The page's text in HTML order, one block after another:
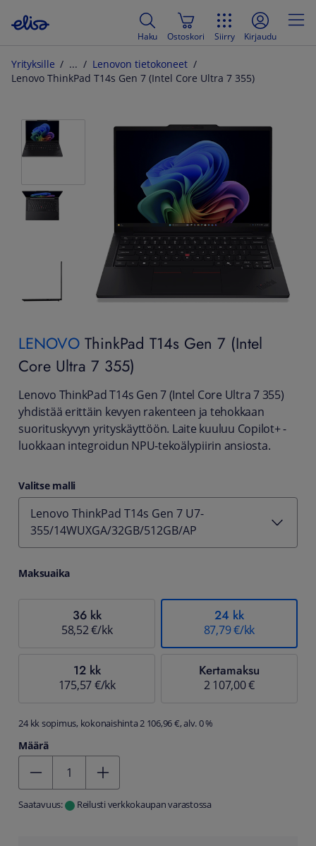
Haku Ostoskori Siirry Kirjaudu
Yrityksille
Lenovon tietokoneet
Lenovo ThinkPad T14s Gen 7 (Intel Core Ultra 7 355)
LENOVO ThinkPad T14s Gen 7 (Intel
Core Ultra 7 355)
Lenovo ThinkPad T14s Gen 7 (Intel Core Ultra 7 355)
yhdistää erittäin kevyen rakenteen ja tehokkaan
suorituskyvyn yrityskäyttöön. Laite kuuluu Copilot+ -
luokkaan integroidun NPU-tekoälypiirin ansiosta.
Valitse malli
Lenovo ThinkPad T14s Gen 7 U7-
355/14WUXGA/32GB/512GB/AP
Maksuaika
36 kk
58,52 €/kk
24 kk
87,79 €/kk
12 kk
175,57 €/kk
Kertamaksu
2 107,00 €
24 kk sopimus, kokonaishinta 2 106,96 €, alv. 0 %
Määrä
Saatavuus: Reilusti verkkokaupan varastossa